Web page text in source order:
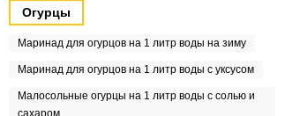
Огурцы
Маринад для огурцов на 1 литр воды на зиму
Маринад для огурцов на 1 литр воды с уксусом
Малосольные огурцы на 1 литр воды с солью и
сахаром